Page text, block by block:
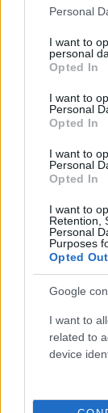
Please note
not limited to
grant or deny
use your data
consent section.
Personal
I want to
personal
Opted In
I want to
Personal
Opted In
I want to
Personal
Opted In
I want to
Retention,
Personal
Purposes
Opted Out
Google
I want to
related to
device
Η επίθεση